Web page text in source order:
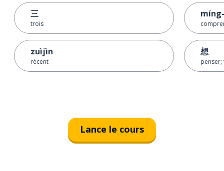
三
trois
zuìjìn
récent
想
Lance le cours